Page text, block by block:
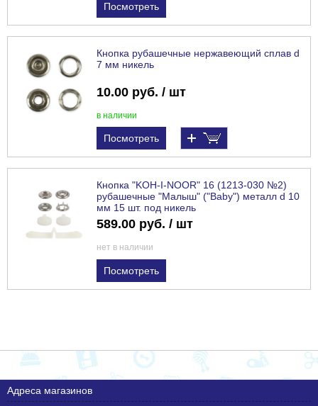
Посмотреть
Кнопка рубашечные нержавеющий сплав d
7 мм никель
10.00 руб. / шт
в наличии
Посмотреть
Кнопка "KOH-I-NOOR" 16 (1213-030 №2)
рубашечные "Малыш" ("Baby") металл d 10
мм 15 шт. под никель
589.00 руб. / шт
нет в наличии
Посмотреть
Адреса магазинов